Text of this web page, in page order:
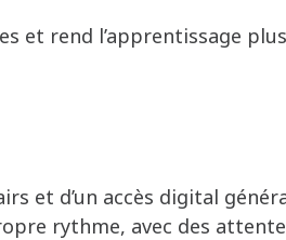
et rend l’apprentissage
et d’un accès digital
rythme, avec des